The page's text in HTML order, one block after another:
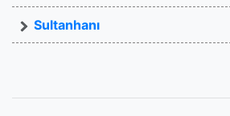
Sultanhanı